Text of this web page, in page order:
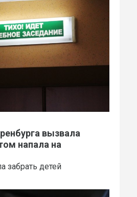
вызвала
напала на
забрать детей